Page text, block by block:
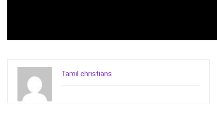
Tamil christians